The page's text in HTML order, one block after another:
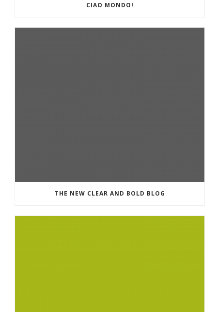
CIAO MONDO!
THE NEW CLEAR AND BOLD BLOG